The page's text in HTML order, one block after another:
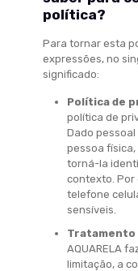
política?
Para tornar esta
expressões, no
significado:
Política de
política de
Dado
pessoa
torná-la
contexto. Por
telefone
sensíveis.
AQUARELA
limitação, a